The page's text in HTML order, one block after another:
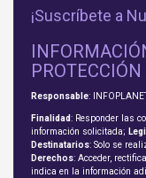
¡Suscríbete a
PROTECCIÓN
Responsable:
Finalidad: Responder las
información solicitada;
Destinatarios: Solo se
Derechos: Acceder,
indica en la información